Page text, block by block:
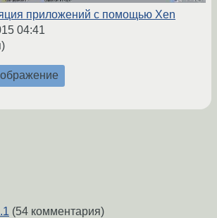
приложений с помощью Xen
04:41
(54 комментария)